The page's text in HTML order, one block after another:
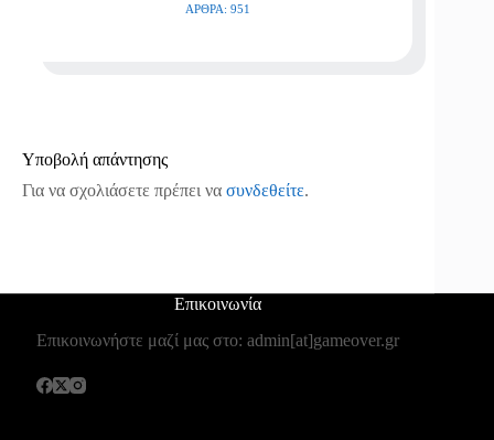
ΆΡΘΡΑ: 951
Υποβολή απάντησης
Για να σχολιάσετε πρέπει να συνδεθείτε.
Επικοινωνία
Επικοινωνήστε μαζί μας στο: admin[at]gameover.gr